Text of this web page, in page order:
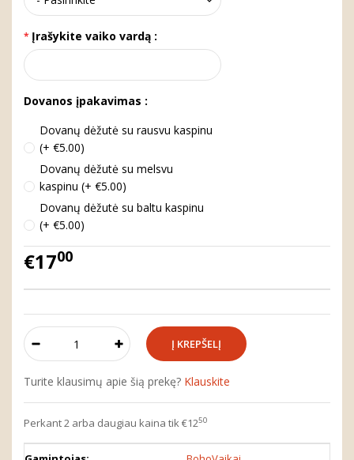
Įrašykite vaiko vardą :
Dovanos įpakavimas :
Dovanų dėžutė su rausvu kaspinu
(+ €5.00)
Dovanų dėžutė su melsvu
kaspinu (+ €5.00)
Dovanų dėžutė su baltu kaspinu
(+ €5.00)
€1700
Turite klausimų apie šią prekę? Klauskite
Perkant 2 arba daugiau kaina tik €1250